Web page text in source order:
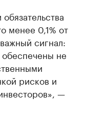
менее 0,1% от
сигнал:
не
рисков и
—